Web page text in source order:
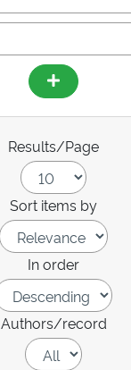
Results/Page
Sort items by
In order
Authors/record